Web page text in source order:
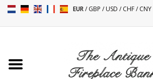
EUR/GBP /USD /CHF/CNY